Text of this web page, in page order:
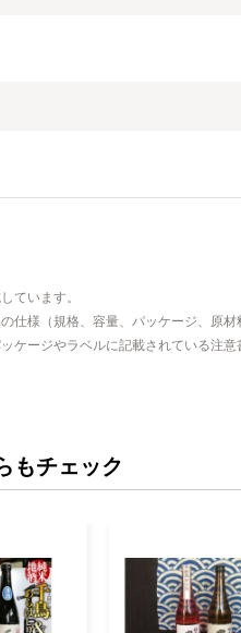
ています。
仕様（規格、容量、パッケージ、原材
ケージやラベルに記載されている注意
もチェック